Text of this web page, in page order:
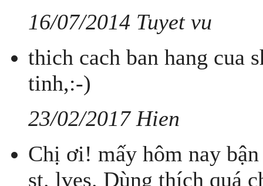
16/07/2014 Tuyet vu
thich cach ban hang cua
tinh,:-)
23/02/2017 Hien
Chị ơi! mấy hôm nay
st. lves. Dùng thích quá